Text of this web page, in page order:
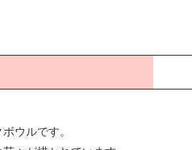
ウルです。